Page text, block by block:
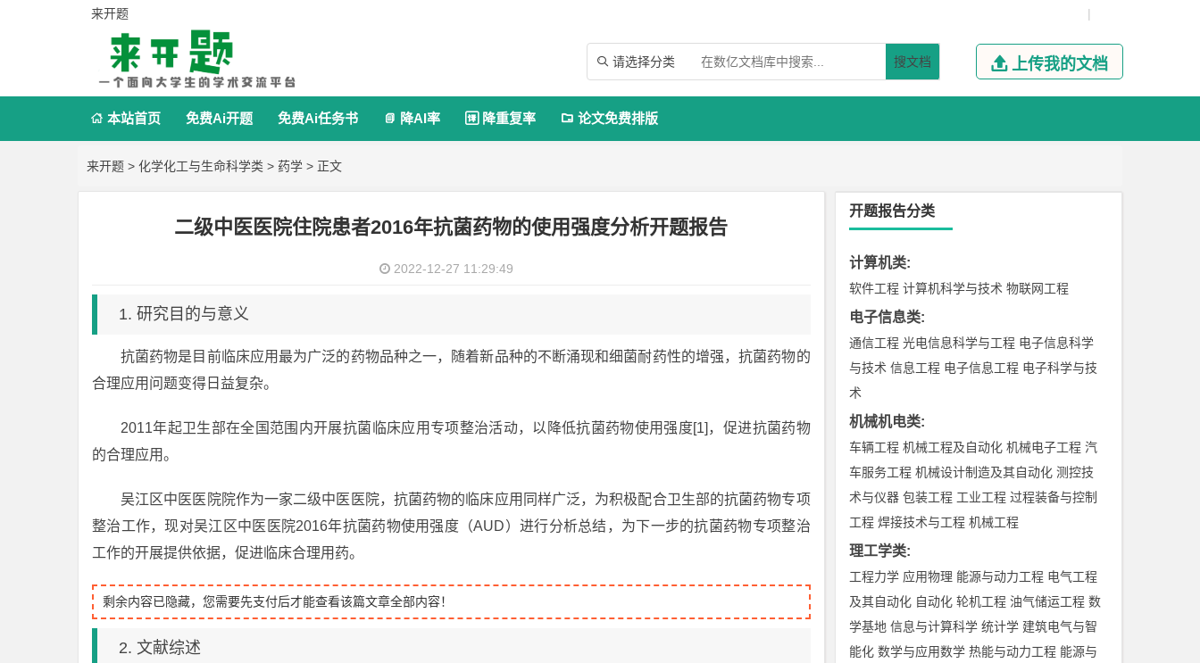
来开题 |
 请选择分类 搜文档  上传我的文档
 本站首页 免费Ai开题 免费Ai任务书  降AI率  降重复率  论文免费排版
来开题 > 化学化工与生命科学类 > 药学 > 正文
二级中医医院住院患者2016年抗菌药物的使用强度分析开题报告
2022-12-27 11:29:49
1. 研究目的与意义
抗菌药物是目前临床应用最为广泛的药物品种之一，随着新品种的不断涌现和细菌耐药性的增强，抗菌药物的
合理应用问题变得日益复杂。
2011年起卫生部在全国范围内开展抗菌临床应用专项整治活动，以降低抗菌药物使用强度[1]，促进抗菌药物
的合理应用。
吴江区中医医院院作为一家二级中医医院，抗菌药物的临床应用同样广泛，为积极配合卫生部的抗菌药物专项
整治工作，现对吴江区中医医院2016年抗菌药物使用强度（AUD）进行分析总结，为下一步的抗菌药物专项整治
工作的开展提供依据，促进临床合理用药。
剩余内容已隐藏，您需要先支付后才能查看该篇文章全部内容！
2. 文献综述
开题报告分类
计算机类:
软件工程 计算机科学与技术 物联网工程
电子信息类:
通信工程 光电信息科学与工程 电子信息科学
与技术 信息工程 电子信息工程 电子科学与技
术
机械机电类:
车辆工程 机械工程及自动化 机械电子工程 汽
车服务工程 机械设计制造及其自动化 测控技
术与仪器 包装工程 工业工程 过程装备与控制
工程 焊接技术与工程 机械工程
理工学类:
工程力学 应用物理 能源与动力工程 电气工程
及其自动化 自动化 轮机工程 油气储运工程 数
学基地 信息与计算科学 统计学 建筑电气与智
能化 数学与应用数学 热能与动力工程 能源与